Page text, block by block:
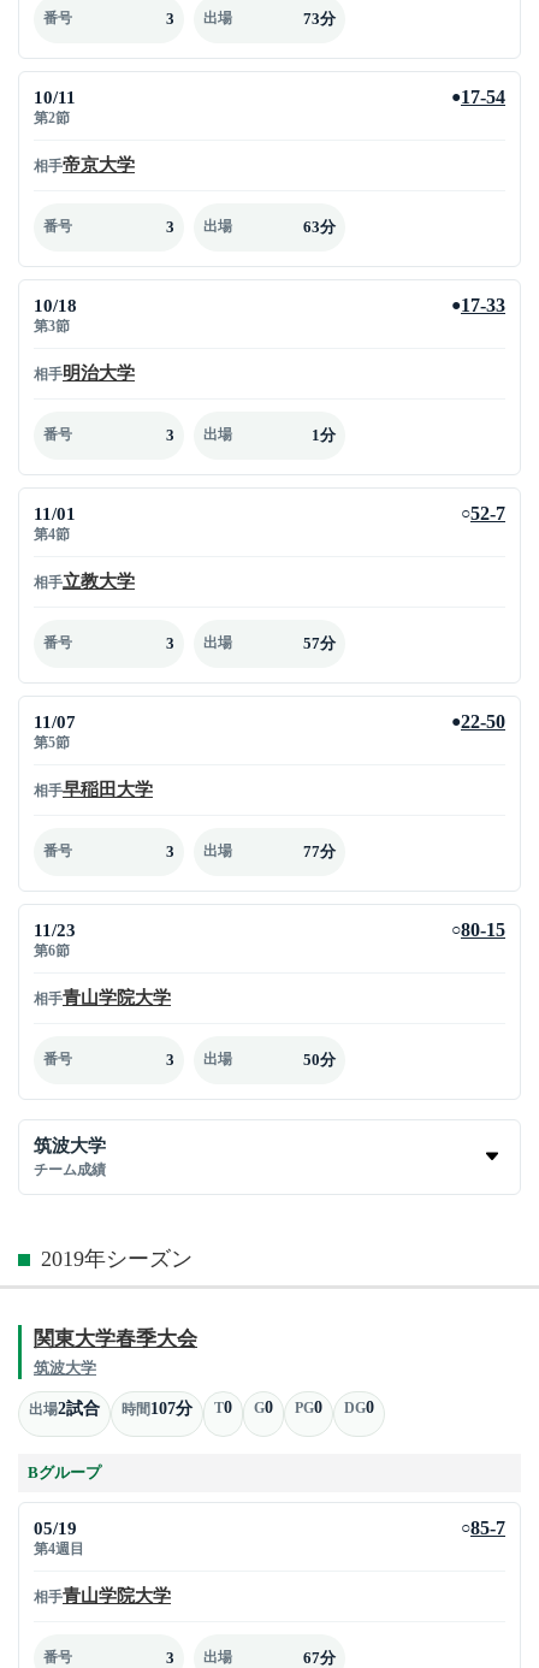
番号 3 出場 73分
10/11
第2節
●17-54
相手帝京大学
番号 3 出場 63分
10/18
第3節
●17-33
相手明治大学
番号 3 出場 1分
11/01
第4節
○52-7
相手立教大学
番号 3 出場 57分
11/07
第5節
●22-50
相手早稲田大学
番号 3 出場 77分
11/23
第6節
○80-15
相手青山学院大学
番号 3 出場 50分
筑波大学
チーム成績
2019年シーズン
関東大学春季大会
筑波大学
出場2試合 時間107分 T0 G0 PG0 DG0
Bグループ
05/19
第4週目
○85-7
相手青山学院大学
番号 3 出場 67分